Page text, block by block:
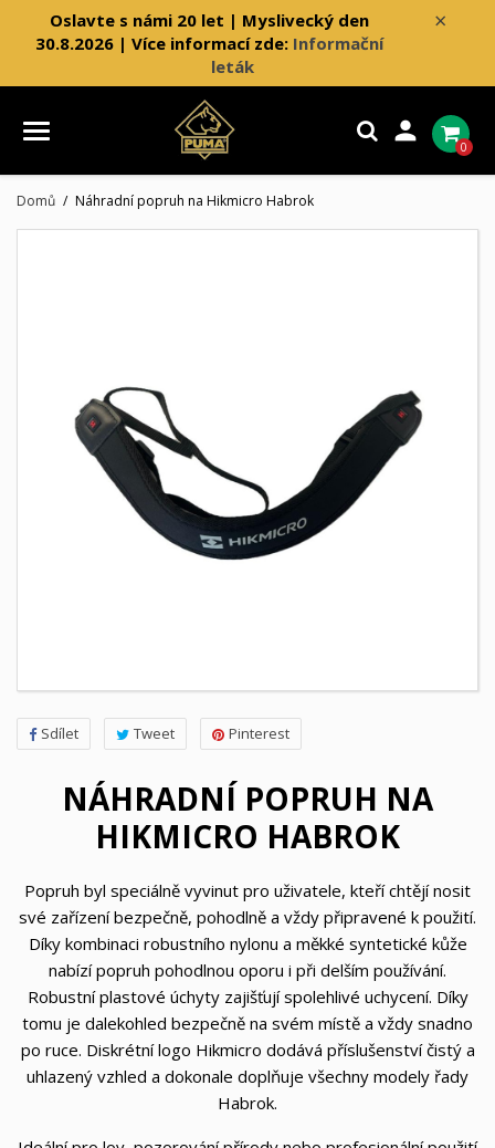
×
Oslavte s námi 20 let | Myslivecký den
30.8.2026 | Více informací zde: Informační
leták

0
Domů Náhradní popruh na Hikmicro Habrok
Sdílet Tweet Pinterest
NÁHRADNÍ POPRUH NA
HIKMICRO HABROK
Popruh byl speciálně vyvinut pro uživatele, kteří chtějí nosit
své zařízení bezpečně, pohodlně a vždy připravené k použití.
Díky kombinaci robustního nylonu a měkké syntetické kůže
nabízí popruh pohodlnou oporu i při delším používání.
Robustní plastové úchyty zajišťují spolehlivé uchycení. Díky
tomu je dalekohled bezpečně na svém místě a vždy snadno
po ruce. Diskrétní logo Hikmicro dodává příslušenství čistý a
uhlazený vzhled a dokonale doplňuje všechny modely řady
Habrok.